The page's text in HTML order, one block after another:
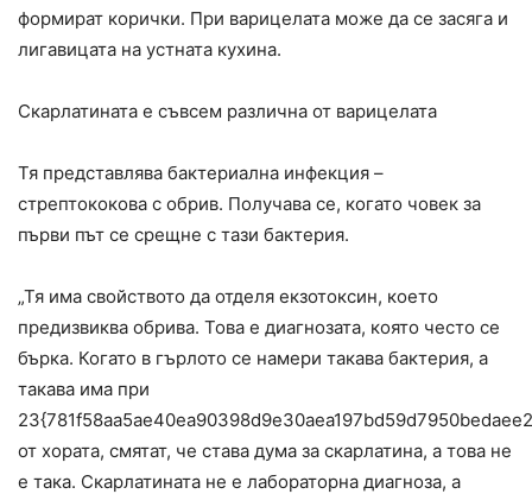
формират корички. При варицелата може да се засяга и
лигавицата на устната кухина.
Скарлатината е съвсем различна от варицелата
Тя представлява бактериална инфекция –
стрептококова с обрив. Получава се, когато човек за
първи път се срещне с тази бактерия.
„Тя има свойството да отделя екзотоксин, което
предизвиква обрива. Това е диагнозата, която често се
бърка. Когато в гърлото се намери такава бактерия, а
такава има при
от хората, смятат, че става дума за скарлатина, а това не
е така. Скарлатината не е лабораторна диагноза, а